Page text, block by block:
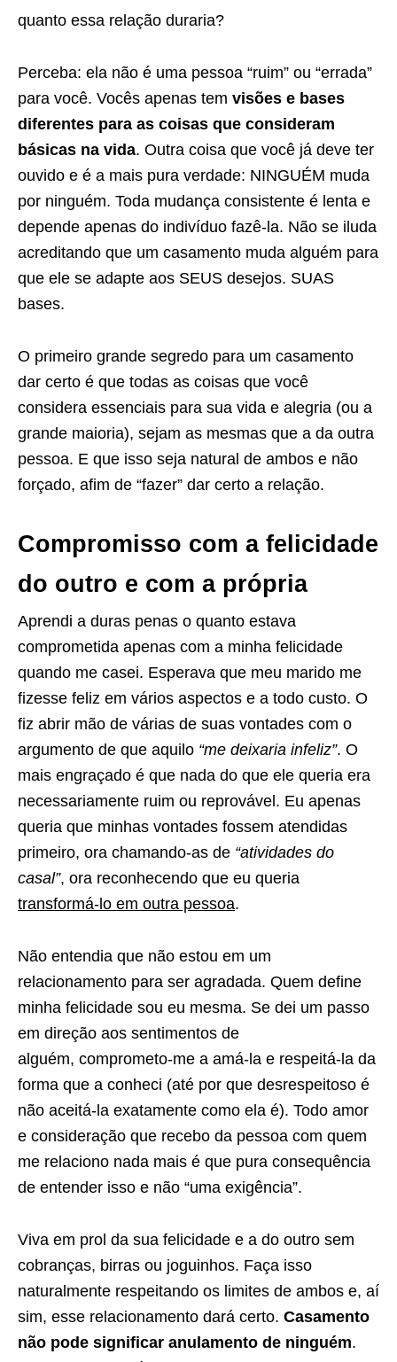
quanto essa relação duraria?
Perceba: ela não é uma pessoa “ruim” ou “errada”
para você. Vocês apenas tem visões e bases
diferentes para as coisas que consideram
básicas na vida. Outra coisa que você já deve ter
ouvido e é a mais pura verdade: NINGUÉM muda
por ninguém. Toda mudança consistente é lenta e
depende apenas do indivíduo fazê-la. Não se iluda
acreditando que um casamento muda alguém para
que ele se adapte aos SEUS desejos. SUAS
bases.
O primeiro grande segredo para um casamento
dar certo é que todas as coisas que você
considera essenciais para sua vida e alegria (ou a
grande maioria), sejam as mesmas que a da outra
pessoa. E que isso seja natural de ambos e não
forçado, afim de “fazer” dar certo a relação.
Compromisso com a felicidade
do outro e com a própria
Aprendi a duras penas o quanto estava
comprometida apenas com a minha felicidade
quando me casei. Esperava que meu marido me
fizesse feliz em vários aspectos e a todo custo. O
fiz abrir mão de várias de suas vontades com o
argumento de que aquilo “me deixaria infeliz”. O
mais engraçado é que nada do que ele queria era
necessariamente ruim ou reprovável. Eu apenas
queria que minhas vontades fossem atendidas
primeiro, ora chamando-as de “atividades do
casal”, ora reconhecendo que eu queria
transformá-lo em outra pessoa.
Não entendia que não estou em um
relacionamento para ser agradada. Quem define
minha felicidade sou eu mesma. Se dei um passo
em direção aos sentimentos de
alguém, comprometo-me a amá-la e respeitá-la da
forma que a conheci (até por que desrespeitoso é
não aceitá-la exatamente como ela é). Todo amor
e consideração que recebo da pessoa com quem
me relaciono nada mais é que pura consequência
de entender isso e não “uma exigência”.
Viva em prol da sua felicidade e a do outro sem
cobranças, birras ou joguinhos. Faça isso
naturalmente respeitando os limites de ambos e, aí
sim, esse relacionamento dará certo. Casamento
não pode significar anulamento de ninguém.